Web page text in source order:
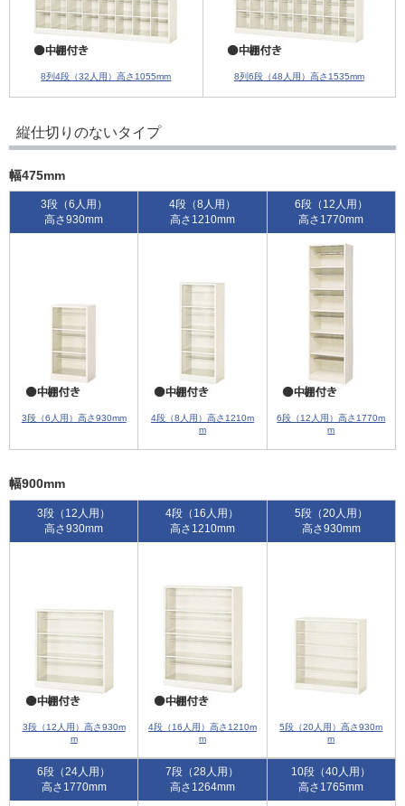
8列4段（32人用）高さ1055mm 8列6段（48人用）高さ1535mm
縦仕切りのないタイプ
幅475mm
3段（6人用）
高さ930mm
3段（6人用）高さ930mm
4段（8人用）
高さ1210mm
4段（8人用）高さ1210m
m
6段（12人用）
高さ1770mm
6段（12人用）高さ1770m
m
幅900mm
3段（12人用）
高さ930mm
3段（12人用）高さ930m
m
4段（16人用）
高さ1210mm
4段（16人用）高さ1210m
m
5段（20人用）
高さ930mm
5段（20人用）高さ930m
m
6段（24人用）
高さ1770mm
7段（28人用）
高さ1264mm
10段（40人用）
高さ1765mm